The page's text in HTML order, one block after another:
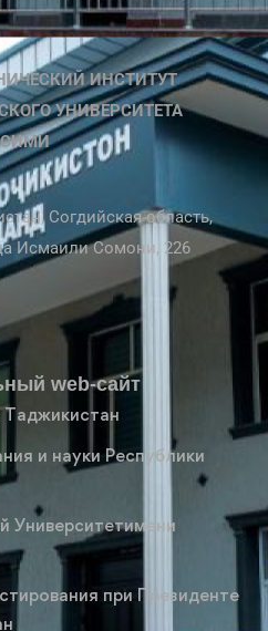
ИНСТИТУТ
УНИВЕРСИТЕТА
Согдийская область,
Исмаили Сомони, 226
web-сайт
Таджикистан
и науки Республики
Университетимени
при Президенте